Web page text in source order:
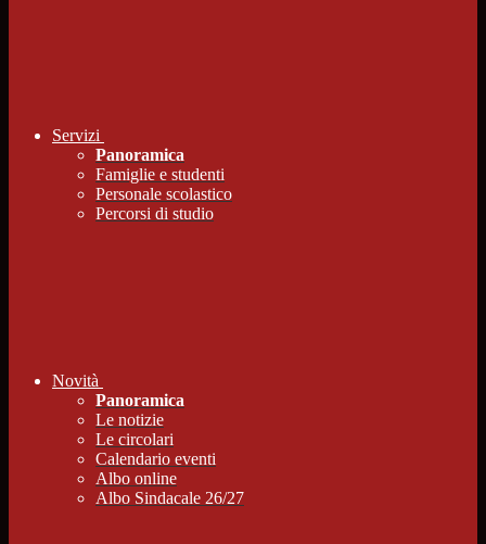
Servizi
Panoramica
Famiglie e studenti
Personale scolastico
Percorsi di studio
Novità
Panoramica
Le notizie
Le circolari
Calendario eventi
Albo online
Albo Sindacale 26/27